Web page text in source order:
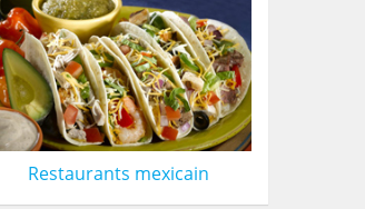
Restaurants mexicain